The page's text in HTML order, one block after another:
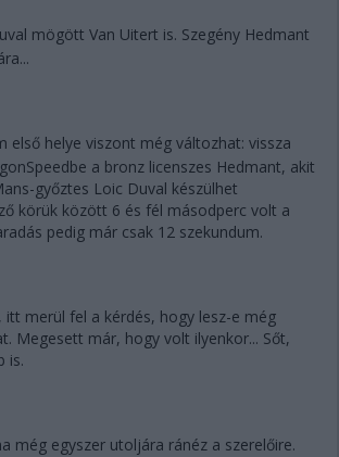
mögött Van Uitert is. Szegény Hedmant
első helye viszont még változhat: vissza
a bronz licenszes Hedmant, akit
győztes Loic Duval készülhet
körük között 6 és fél másodperc volt a
pedig már csak 12 szekundum.
itt merül fel a kérdés, hogy lesz-e még
Megesett már, hogy volt ilyenkor... Sőt,
is.
még egyszer utoljára ránéz a szerelőire.